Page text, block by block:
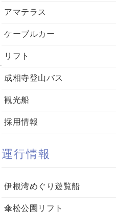
アマテラス
ケーブルカー
リフト
成相寺登山バス
観光船
採用情報
運行情報
伊根湾めぐり遊覧船
傘松公園リフト